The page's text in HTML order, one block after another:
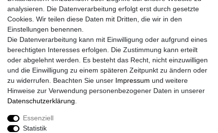
Kinderhelme
Skihelme
Services
Mein Konto
Kontakt
FAQ
Rechtliches
AGB
Widerrufs­recht
Widerrufs­formular
Impressum
analysieren. Die Datenverarbeitung erfolgt erst durch gesetzte
Cookies. Wir teilen diese Daten mit Dritten, die wir in den
Einstellungen benennen.
Die Datenverarbeitung kann mit Einwilligung oder aufgrund eines
berechtigten Interesses erfolgen. Die Zustimmung kann erteilt
oder abgelehnt werden. Es besteht das Recht, nicht einzuwilligen
und die Einwilligung zu einem späteren Zeitpunkt zu ändern oder
zu widerrufen. Beachten Sie unser Impressum und weitere
Hinweise zur Verwendung personenbezogener Daten in unserer
Daten­schutz­erklärung
Essenziell
Statistik